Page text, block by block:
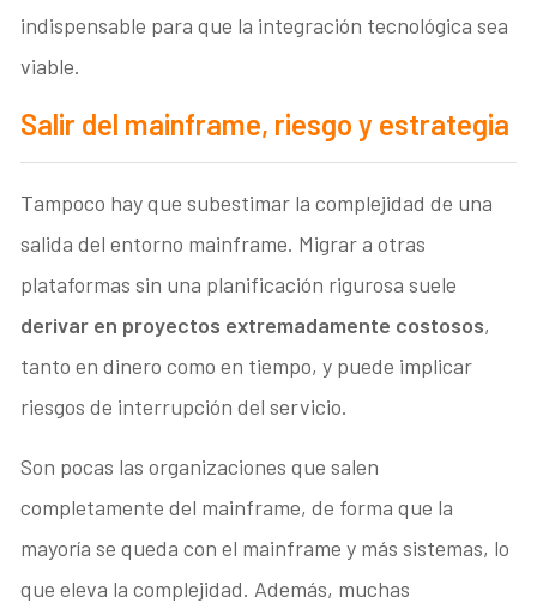
indispensable para que la integración tecnológica sea
viable.
Salir del mainframe, riesgo y estrategia
Tampoco hay que subestimar la complejidad de una
salida del entorno mainframe. Migrar a otras
plataformas sin una planificación rigurosa suele
derivar en proyectos extremadamente costosos,
tanto en dinero como en tiempo, y puede implicar
riesgos de interrupción del servicio.
Son pocas las organizaciones que salen
completamente del mainframe, de forma que la
mayoría se queda con el mainframe y más sistemas, lo
que eleva la complejidad. Además, muchas